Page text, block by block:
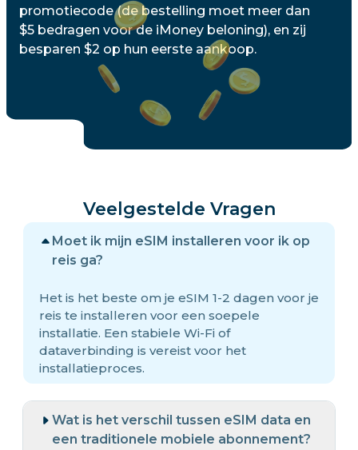
promotiecode (de bestelling moet meer dan
$5 bedragen voor de iMoney beloning), en zij
besparen $2 op hun eerste aankoop.
Veelgestelde Vragen
Moet ik mijn eSIM installeren voor ik op
reis ga?
Het is het beste om je eSIM 1-2 dagen voor je
reis te installeren voor een soepele
installatie. Een stabiele Wi-Fi of
dataverbinding is vereist voor het
installatieproces.
Wat is het verschil tussen eSIM data en
een traditionele mobiele abonnement?